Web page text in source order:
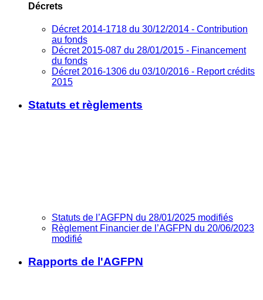
Décrets
Décret 2014-1718 du 30/12/2014 - Contribution
au fonds
Décret 2015-087 du 28/01/2015 - Financement
du fonds
Décret 2016-1306 du 03/10/2016 - Report crédits
2015
Statuts et règlements
Statuts de l’AGFPN du 28/01/2025 modifiés
Règlement Financier de l’AGFPN du 20/06/2023
modifié
Rapports de l'AGFPN